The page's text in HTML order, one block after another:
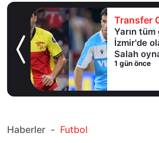
Transfer
Yarın
İzmir'de
Salah
mı?
1 gün önce
Haberler - Futbol